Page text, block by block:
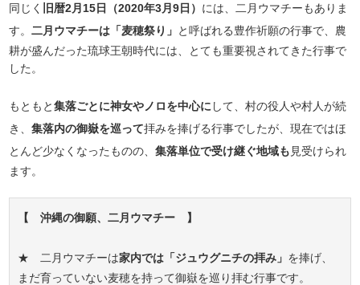
同じく 旧暦2月15日（2020年3月9日） には、二月ウマチーもありま
す。二月ウマチーは「麦穂祭り」 と呼ばれる豊作祈願の行事で、農
耕が盛んだった琉球王朝時代には、とても重要視されてきた行事で
した。
もともと集落ごとに神女やノロを中心に して、村の役人や村人が続
き、集落内の御嶽を巡って拝みを捧げる行事でしたが、現在ではほ
とんど少なくなったものの、集落単位で受け継ぐ地域も 見受けられ
ます。
【 沖縄の御願、二月ウマチー 】
★ 二月ウマチーは家内では「ジュウグニチの拝み」 を捧げ、
まだ育っていない麦穂を持って御嶽を巡り拝む行事です。